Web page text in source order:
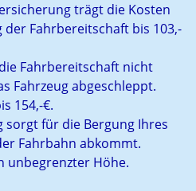
trägt die Kosten
Fahrbereitschaft bis 103,-
Fahrbereitschaft nicht
Fahrzeug abgeschleppt.
154,-€.
sorgt für die Bergung Ihres
Fahrbahn abkommt.
unbegrenzter Höhe.